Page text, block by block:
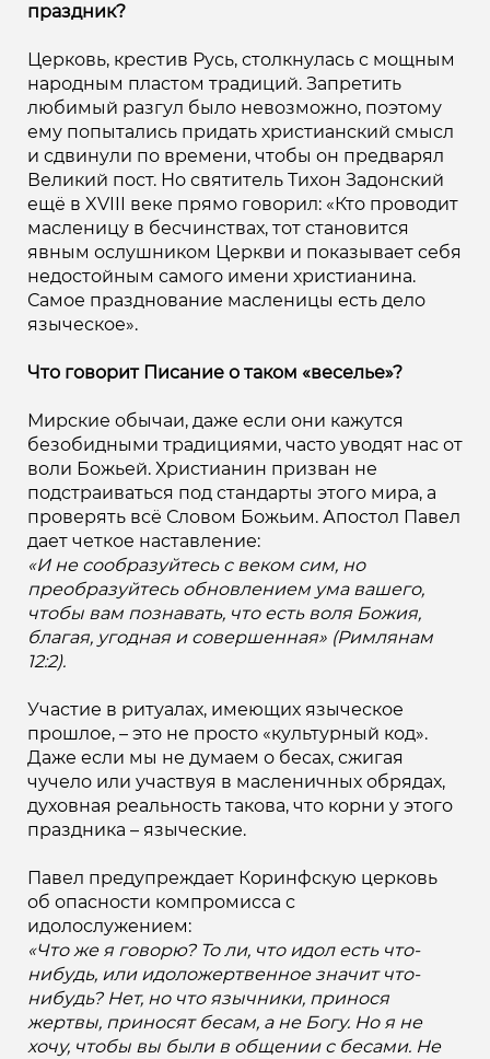
праздник?
Церковь, крестив Русь, столкнулась с мощным
народным пластом традиций. Запретить
любимый разгул было невозможно, поэтому
ему попытались придать христианский смысл
и сдвинули по времени, чтобы он предварял
Великий пост. Но святитель Тихон Задонский
ещё в XVIII веке прямо говорил: «Кто проводит
масленицу в бесчинствах, тот становится
явным ослушником Церкви и показывает себя
недостойным самого имени христианина.
Самое празднование масленицы есть дело
языческое».
Что говорит Писание о таком «веселье»?
Мирские обычаи, даже если они кажутся
безобидными традициями, часто уводят нас от
воли Божьей. Христианин призван не
подстраиваться под стандарты этого мира, а
проверять всё Словом Божьим. Апостол Павел
дает четкое наставление:
«И не сообразуйтесь с веком сим, но
преобразуйтесь обновлением ума вашего,
чтобы вам познавать, что есть воля Божия,
благая, угодная и совершенная» (Римлянам
12:2).
Участие в ритуалах, имеющих языческое
прошлое, – это не просто «культурный код».
Даже если мы не думаем о бесах, сжигая
чучело или участвуя в масленичных обрядах,
духовная реальность такова, что корни у этого
праздника – языческие.
Павел предупреждает Коринфскую церковь
об опасности компромисса с
идолослужением:
«Что же я говорю? То ли, что идол есть что-
нибудь, или идоложертвенное значит что-
нибудь? Нет, но что язычники, принося
жертвы, приносят бесам, а не Богу. Но я не
хочу, чтобы вы были в общении с бесами. Не